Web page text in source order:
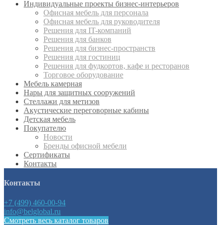
Индивидуальные проекты бизнес-интерьеров
Офисная мебель для персонала
Офисная мебель для руководителя
Решения для IT-компаний
Решения для банков
Решения для бизнес-пространств
Решения для гостиниц
Решения для фудкортов, кафе и ресторанов
Торговое оборудование
Мебель камерная
Нары для защитных сооружений
Стеллажи для метизов
Акустические переговорные кабины
Детская мебель
Покупателю
Новости
Бренды офисной мебели
Сертификаты
Контакты
Контакты
+7 (499) 460-00-94
info@belglobal.ru
Смотреть весь каталог товаров